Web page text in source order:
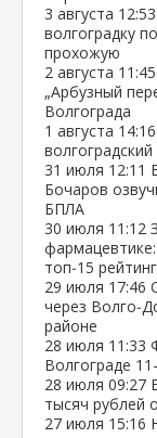
3 августа 12:53
волгоградку
прохожую
2 августа 11:45
„Арбузный
Волгограда
1 августа 14:16
31 июля 12:11
Бочаров
БПЛА
30 июля 11:12
фармацевтике:
топ‑15
29 июля 17:46
через
районе
28 июля 11:33
Волгограде
28 июля 09:27
тысяч рублей
27 июля 15:16